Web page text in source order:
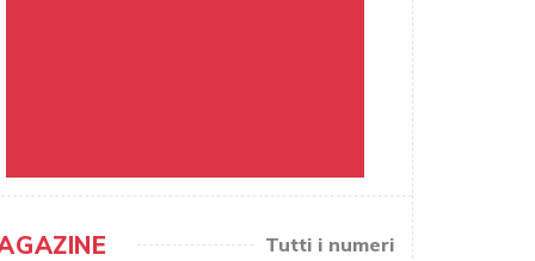
Tutti i numeri